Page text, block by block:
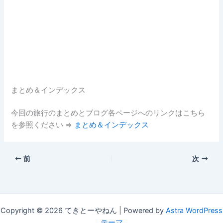
まとめ＆インデックス
今回の旅行のまとめとブログ各ページへのリンクはこちら
を参照ください ⇒ まとめ＆インデックス
前 次
Copyright © 2026 てきとーやねん | Powered by Astra WordPress